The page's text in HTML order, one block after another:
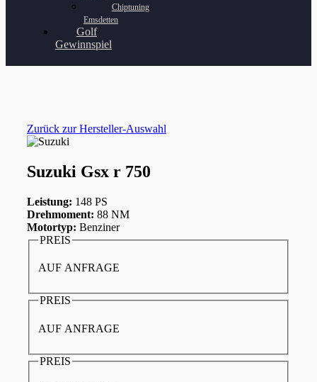
Chiptuning
Emsdetten
Golf
Gewinnspiel
Zurück zur Hersteller-Auswahl
Suzuki Gsx r 750
Leistung: 148 PS
Drehmoment: 88 NM
Motortyp: Benziner
PREIS
AUF ANFRAGE
PREIS
AUF ANFRAGE
PREIS